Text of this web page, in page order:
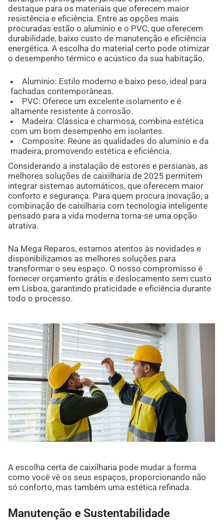
destaque para os materiais que oferecem maior
resistência e eficiência. Entre as opções mais
procuradas estão o alumínio e o PVC, que oferecem
durabilidade, baixo custo de manutenção e eficiência
energética. A escolha do material certo pode otimizar
o desempenho térmico e acústico da sua habitação.
Alumínio: Estilo moderno e baixo peso, ideal para
fachadas contemporâneas.
PVC: Oferece um excelente isolamento e é
altamente resistente à corrosão.
Madeira: Clássica e charmosa, combina estética
com um bom desempenho em isolantes.
Composite: Reúne as qualidades do alumínio e da
madeira, promovendo estética e eficiência.
Considerando a instalação de estores e persianas, as
melhores soluções de caixilharia de 2025 permitem
integrar sistemas automáticos, que oferecem maior
conforto e segurança. Para quem procura inovação, a
combinação de caixilharia com tecnologia inteligente
pensado para a vida moderna torna-se uma opção
atrativa.
Na Mega Reparos, estamos atentos às novidades e
disponibilizamos as melhores soluções para
transformar o seu espaço. O nosso compromisso é
fornecer orçamento grátis e deslocamento sem custo
em Lisboa, garantindo praticidade e eficiência durante
todo o processo.
A escolha certa de caixilharia pode mudar a forma
como você vê os seus espaços, proporcionando não
só conforto, mas também uma estética refinada.
Manutenção e Sustentabilidade